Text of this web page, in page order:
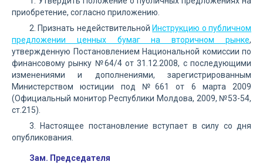
приобретение, согласно приложению.
2. Признать недействительной Инструкцию о публичном
предложении ценных бумаг на вторичном рынке,
утвержденную Постановлением Национальной комиссии по
финансовому рынку №64/4 от 31.12.2008, с последующими
изменениями и дополнениями, зарегистрированным
Министерством юстиции под №661 от 6 марта 2009
(Официальный монитор Республики Молдова, 2009, №53-54,
ст.215).
3. Настоящее постановление вступает в силу со дня
опубликования.
Зам. Председателя